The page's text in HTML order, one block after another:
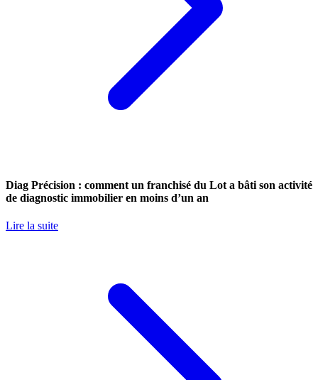
Diag Précision : comment un franchisé du Lot a bâti son activité
de diagnostic immobilier en moins d’un an
Lire la suite